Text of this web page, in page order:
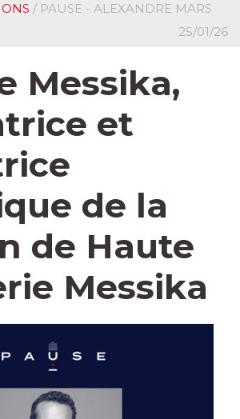
/ PAUSE - ALEXANDRE MARS
25/01/26
Messika,
et
de la
de Haute
Messika